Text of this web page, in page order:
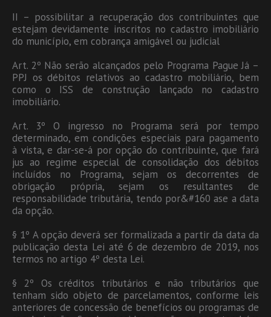
II – possibilitar a recuperação dos contribuintes que
estejam devidamente inscritos no cadastro imobiliário
do município, em cobrança amigável ou judicial
Art. 2º Não serão alcançados pelo Programa Pague Já –
PPJ os débitos relativos ao cadastro mobiliário, bem
como o ISS de construção lançado no cadastro
imobiliário.
Art. 3º O ingresso no Programa será por tempo
determinado, em condições especiais para pagamento
à vista, e dar-se-á por opção do contribuinte, que fará
jus ao regime especial de consolidação dos débitos
incluídos no Programa, sejam os decorrentes de
obrigação própria, sejam os resultantes de
responsabilidade tributária, tendo por&#160 ase a data
da opção.
§ 1º A opção deverá ser formalizada a partir da data da
publicação desta Lei até 6 de dezembro de 2019, nos
termos no artigo 4º desta Lei.
§ 2º Os créditos tributários e não tributários que
tenham sido objeto de parcelamentos, conforme leis
anteriores de concessão de benefícios ou programas de